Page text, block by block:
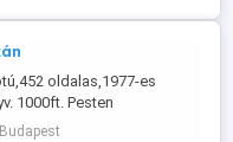
oldalas,1977-es
1000ft. Pesten
GLS,Posta.